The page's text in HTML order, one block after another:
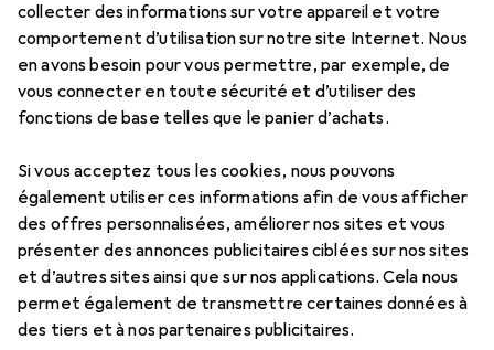
collecter des informations sur votre appareil et votre
comportement d’utilisation sur notre site Internet. Nous
en avons besoin pour vous permettre, par exemple, de
vous connecter en toute sécurité et d’utiliser des
fonctions de base telles que le panier d’achats.
Si vous acceptez tous les cookies, nous pouvons
également utiliser ces informations afin de vous afficher
des offres personnalisées, améliorer nos sites et vous
présenter des annonces publicitaires ciblées sur nos sites
et d’autres sites ainsi que sur nos applications. Cela nous
permet également de transmettre certaines données à
des tiers et à nos partenaires publicitaires.
H+S Feuillards
Prix en EUR TVA incl.
EUR
29,90
1
Évaluations
Livré entre lun, 17/8 et mar, 18/8
Plus que 4 pièces en stock chez le fournisseur